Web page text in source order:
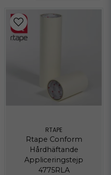
RTAPE
Rtape Conform
Hårdhäftande
Appliceringstejp
4775RLA